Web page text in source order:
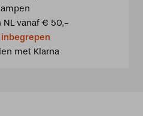
NL vanaf € 50,-
met Klarna